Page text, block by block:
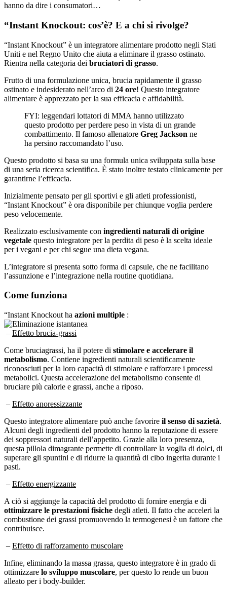
hanno da dire i consumatori…
“Instant Knockout: cos’è? E a chi si rivolge?
“Instant Knockout” è un integratore alimentare prodotto negli Stati
Uniti e nel Regno Unito che aiuta a eliminare il grasso ostinato.
Rientra nella categoria dei bruciatori di grasso.
Frutto di una formulazione unica, brucia rapidamente il grasso
ostinato e indesiderato nell’arco di 24 ore! Questo integratore
alimentare è apprezzato per la sua efficacia e affidabilità.
FYI: leggendari lottatori di MMA hanno utilizzato
questo prodotto per perdere peso in vista di un grande
combattimento. Il famoso allenatore Greg Jackson ne
ha persino raccomandato l’uso.
Questo prodotto si basa su una formula unica sviluppata sulla base
di una seria ricerca scientifica. È stato inoltre testato clinicamente per
garantirne l’efficacia.
Inizialmente pensato per gli sportivi e gli atleti professionisti,
“Instant Knockout” è ora disponibile per chiunque voglia perdere
peso velocemente.
Realizzato esclusivamente con ingredienti naturali di origine
vegetale questo integratore per la perdita di peso è la scelta ideale
per i vegani e per chi segue una dieta vegana.
L’integratore si presenta sotto forma di capsule, che ne facilitano
l’assunzione e l’integrazione nella routine quotidiana.
Come funziona
“Instant Knockout ha azioni multiple :
– Effetto brucia-grassi
Come bruciagrassi, ha il potere di stimolare e accelerare il
metabolismo. Contiene ingredienti naturali scientificamente
riconosciuti per la loro capacità di stimolare e rafforzare i processi
metabolici. Questa accelerazione del metabolismo consente di
bruciare più calorie e grassi, anche a riposo.
– Effetto anoressizzante
Questo integratore alimentare può anche favorire il senso di sazietà.
Alcuni degli ingredienti del prodotto hanno la reputazione di essere
dei soppressori naturali dell’appetito. Grazie alla loro presenza,
questa pillola dimagrante permette di controllare la voglia di dolci, di
superare gli spuntini e di ridurre la quantità di cibo ingerita durante i
pasti.
– Effetto energizzante
A ciò si aggiunge la capacità del prodotto di fornire energia e di
ottimizzare le prestazioni fisiche degli atleti. Il fatto che acceleri la
combustione dei grassi promuovendo la termogenesi è un fattore che
contribuisce.
– Effetto di rafforzamento muscolare
Infine, eliminando la massa grassa, questo integratore è in grado di
ottimizzare lo sviluppo muscolare, per questo lo rende un buon
alleato per i body-builder.